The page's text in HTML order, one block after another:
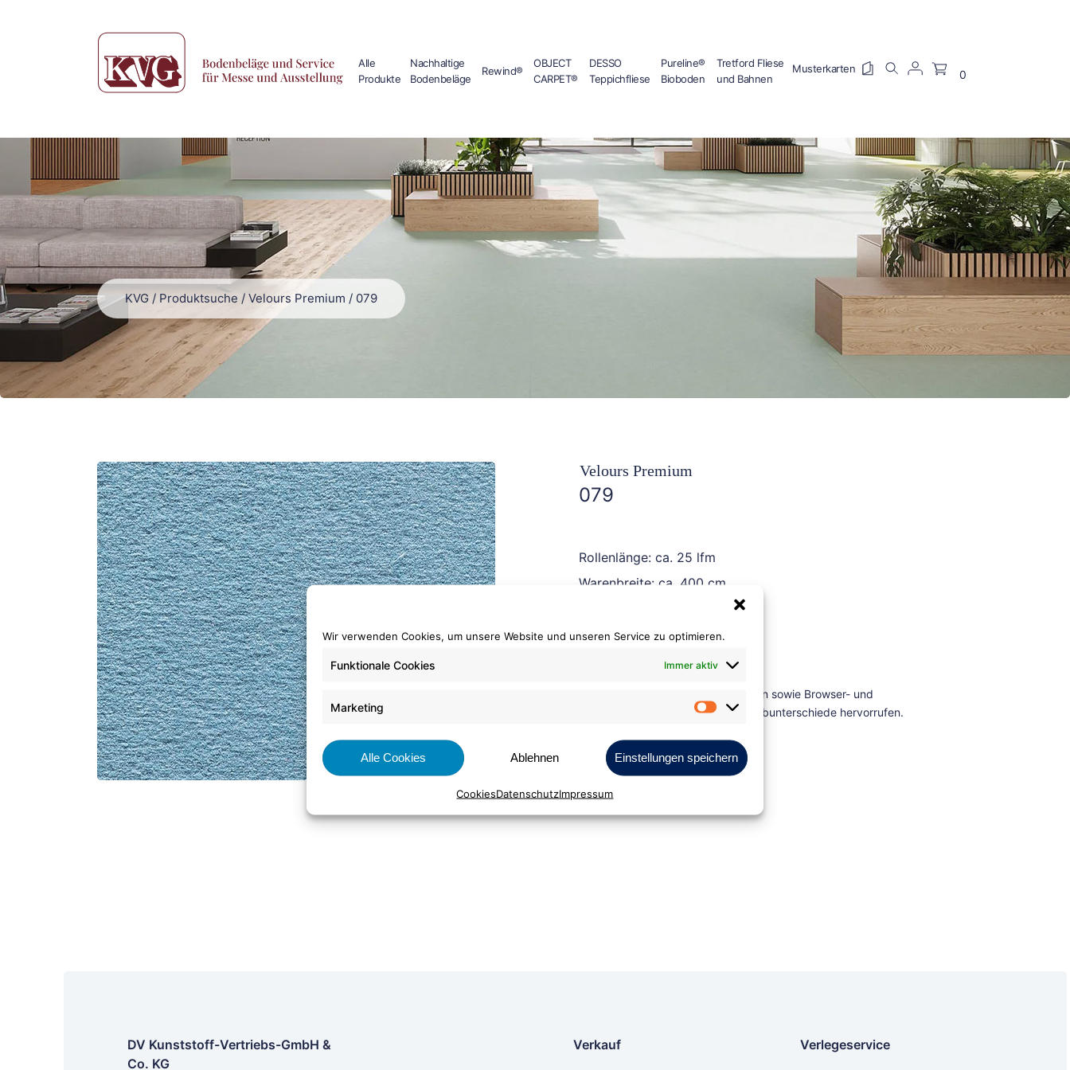
Wir verwenden Cookies, um unsere Website und unseren Service zu optimieren.
Funktionale Cookies Immer aktiv
Marketing Marketing
Alle Cookies Ablehnen Einstellungen speichern
CookiesDatenschutzImpressum
Alle
Produkte
Nachhaltige
Bodenbeläge
Rewind®
OBJECT
CARPET®
DESSO
Teppichfliese
Pureline®
Bioboden
Tretford Fliese
und Bahnen
0
KVG / Produktsuche / Velours Premium / 079
079
Rollenlänge: ca. 25 lfm
Warenbreite: ca. 400 cm
Bestellen
Velours Premium
DV Kunststoff-Vertriebs-GmbH &
Co. KG
Verkauf Verlegeservice